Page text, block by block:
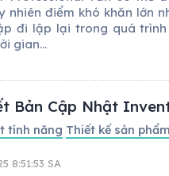
nhiên điểm khó khăn lớn
đi lập lại trong quá
gian...
Bản Cập Nhật
tính năng Thiết kế sản phẩm
8:51:53 SA